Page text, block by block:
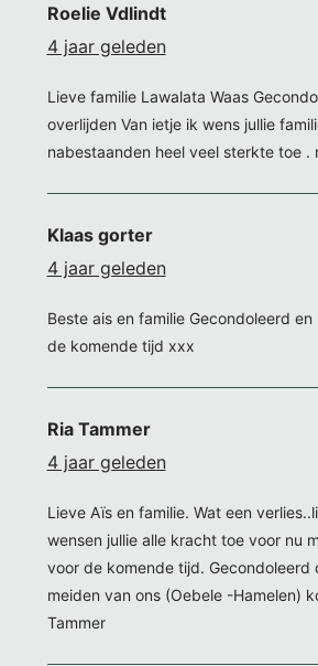
Roelie Vdlindt
4 jaar geleden
Lieve familie Lawalata Waas
overlijden Van ietje ik wens jullie
nabestaanden heel veel sterkte toe .
Klaas gorter
4 jaar geleden
Beste ais en familie Gecondoleerd
de komende tijd xxx
Ria Tammer
4 jaar geleden
Lieve Aïs en familie. Wat een
wensen jullie alle kracht toe voor nu
voor de komende tijd. Gecondoleerd
meiden van ons (Oebele -Hamelen)
Tammer